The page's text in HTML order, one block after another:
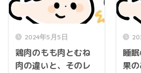
2024年5月5日
鶏肉のもも肉とむね
肉の違いと、そのレ
睡
果